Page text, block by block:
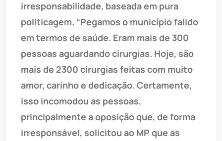
irresponsabilidade, baseada em pura
politicagem. “Pegamos o município falido
em termos de saúde. Eram mais de 300
pessoas aguardando cirurgias. Hoje, são
mais de 2300 cirurgias feitas com muito
amor, carinho e dedicação. Certamente,
isso incomodou as pessoas,
principalmente a oposição que, de forma
irresponsável, solicitou ao MP que as